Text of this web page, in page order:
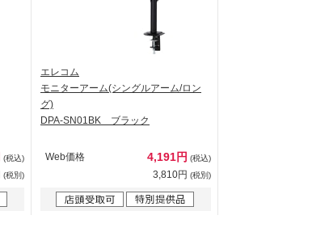
(税込)
(税別)
エレコム
モニターアーム(シングルアーム/ロン
グ)
DPA-SN01BK ブラック
Web価格 4,191円 (税込)
3,810円 (税別)